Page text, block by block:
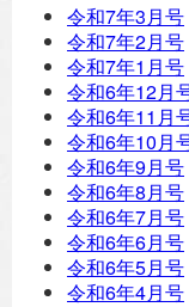
令和7年3月号
令和7年2月号
令和7年1月号
令和6年12月
令和6年11月
令和6年10月
令和6年9月号
令和6年8月号
令和6年7月号
令和6年6月号
令和6年5月号
令和6年4月号